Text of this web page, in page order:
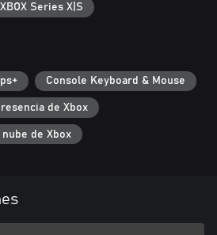
XBOX Series X|S
Console Keyboard & Mouse
de Xbox
nube de Xbox